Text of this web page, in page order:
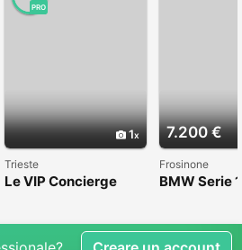
1
PRO
Trieste
Le VIP Concierge
7.200 €
Frosinone
BMW Serie